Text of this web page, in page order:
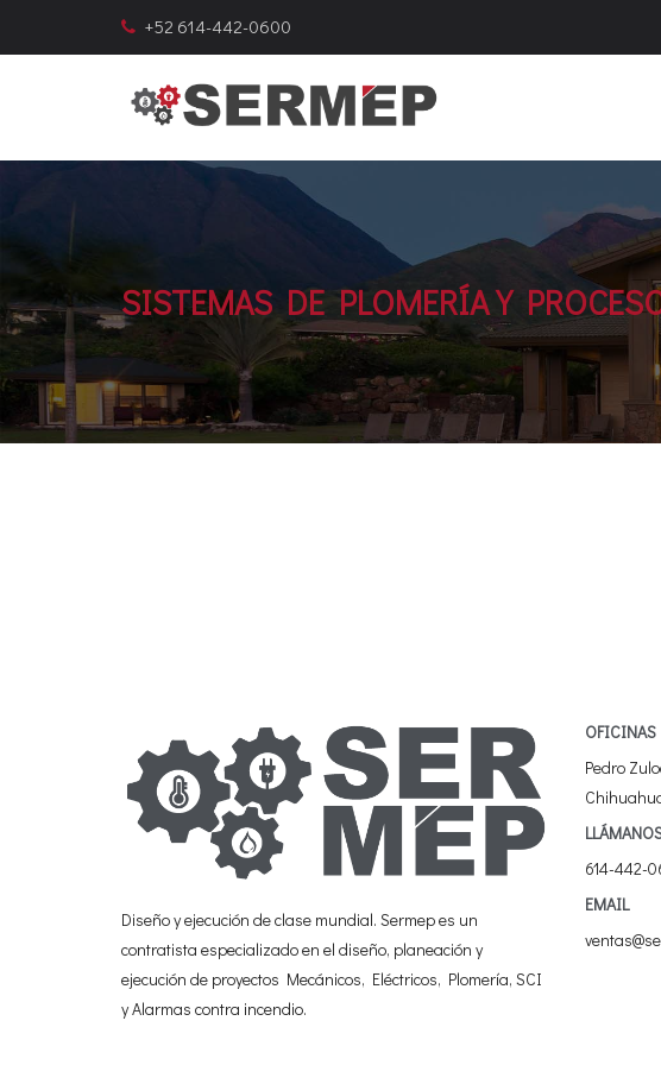
+52 614-442-0600
SISTEMAS DE PLOMERÍA Y
Diseño y ejecución de clase mundial. Sermep es un
contratista especializado en el diseño, planeación y
ejecución de proyectos Mecánicos, Eléctricos, Plomería, SCI
y Alarmas contra incendio.
OFICINAS
Pedro
614-442-
EMAIL